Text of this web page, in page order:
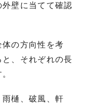
壁に当てて確認
の方向性を考
、それぞれの長
樋、破風、軒